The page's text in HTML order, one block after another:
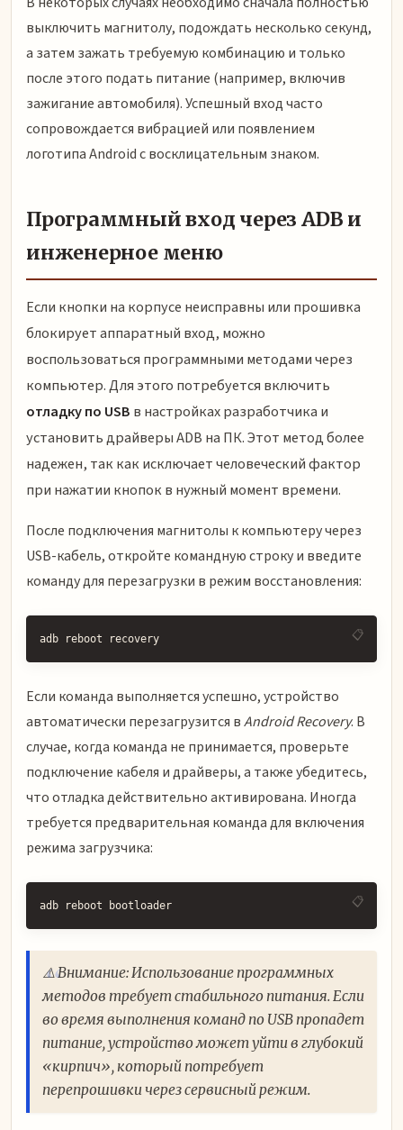
выключить магнитолу, подождать несколько секунд,
а затем зажать требуемую комбинацию и только
после этого подать питание (например, включив
зажигание автомобиля). Успешный вход часто
сопровождается вибрацией или появлением
логотипа Android с восклицательным знаком.
Программный вход через ADB и
инженерное меню
Если кнопки на корпусе неисправны или прошивка
блокирует аппаратный вход, можно
воспользоваться программными методами через
компьютер. Для этого потребуется включить
отладку по USB в настройках разработчика и
установить драйверы ADB на ПК. Этот метод более
надежен, так как исключает человеческий фактор
при нажатии кнопок в нужный момент времени.
После подключения магнитолы к компьютеру через
USB-кабель, откройте командную строку и введите
команду для перезагрузки в режим восстановления:
adb reboot recovery
Если команда выполняется успешно, устройство
автоматически перезагрузится вAndroid Recovery. В
случае, когда команда не принимается, проверьте
подключение кабеля и драйверы, а также убедитесь,
что отладка действительно активирована. Иногда
требуется предварительная команда для включения
режима загрузчика:
adb reboot bootloader
⚠️ Внимание: Использование программных
методов требует стабильного питания. Если
во время выполнения команд по USB пропадет
питание, устройство может уйти в глубокий
«кирпич», который потребует
перепрошивки через сервисный режим.